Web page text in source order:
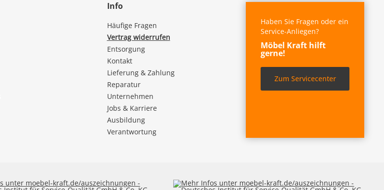
Info
Häufige Fragen
Vertrag widerrufen
Entsorgung
Kontakt
Lieferung & Zahlung
Reparatur
Unternehmen
Jobs & Karriere
Ausbildung
Verantwortung
Haben Sie Fragen oder ein
Service-Anliegen?
Möbel Kraft hilft
gerne!
Zum Servicecenter